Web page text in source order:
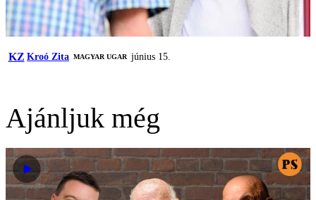
KZ Kroó Zita MAGYAR UGAR június 15.
Ajánljuk még